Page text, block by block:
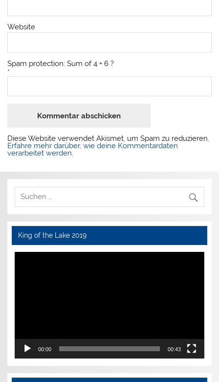
Website
Spam protection: Sum of 4 + 6 ?
*
Diese Website verwendet Akismet, um Spam zu reduzieren.
Erfahre mehr darüber, wie deine Kommentardaten
verarbeitet werden.
King of the Lake 2019
Video-
00:00 00:43